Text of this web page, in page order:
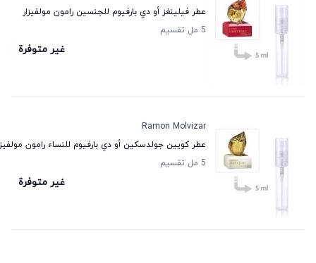
عطر فيلينغز أو دي بارفيوم للجنسين رامون مولفيزار
5 مل تقسيم
غير متوفرة
Ramon Molvizar
عطر كويين جولدسكين أو دي بارفيوم للنساء رامون
5 مل تقسيم
غير متوفرة